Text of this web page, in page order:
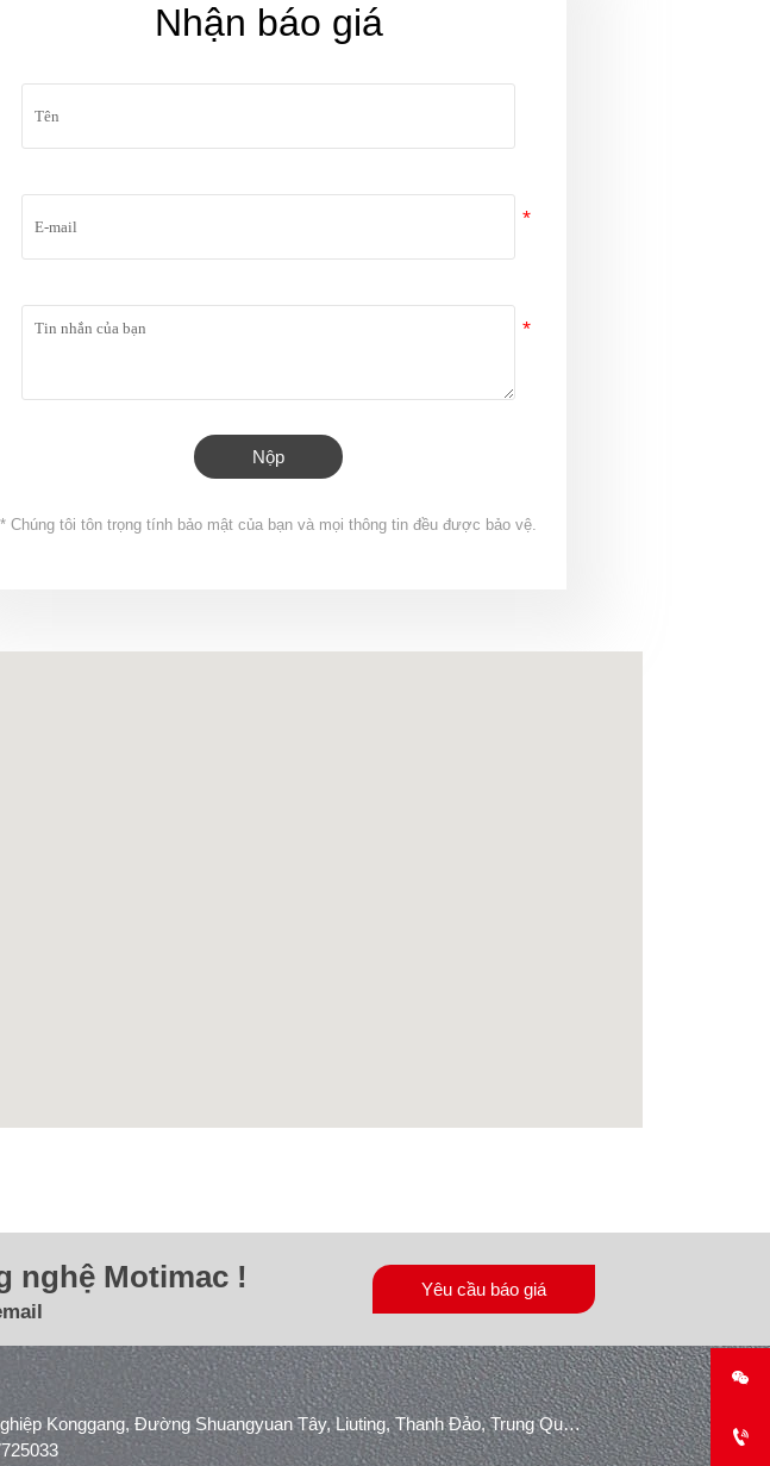
Nhận báo giá
Nộp
* Chúng tôi tôn trọng tính bảo mật của bạn và mọi thông tin đều được bảo vệ.
nghệ Motimac ! Yêu cầu báo giá
Khu công nghiệp Konggang, Đường Shuangyuan Tây, Liuting, Thanh Đảo, Trung Quốc.

